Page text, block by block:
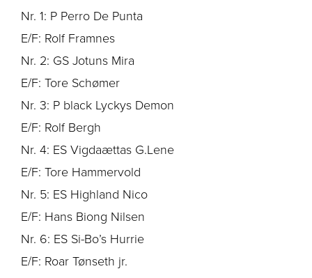
Nr. 1: P Perro De Punta
E/F: Rolf Framnes
Nr. 2: GS Jotuns Mira
E/F: Tore Schømer
Nr. 3: P black Lyckys Demon
E/F: Rolf Bergh
Nr. 4: ES Vigdaættas G.Lene
E/F: Tore Hammervold
Nr. 5: ES Highland Nico
E/F: Hans Biong Nilsen
Nr. 6: ES Si-Bo’s Hurrie
E/F: Roar Tønseth jr.